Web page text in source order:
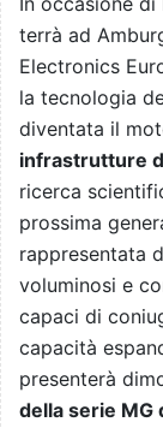
terrà ad
Electronics
la tecnologia
diventata il
infrastrutture
ricerca
prossima
rappresentata
voluminosi e
capaci di
capacità
presenterà
della serie MG